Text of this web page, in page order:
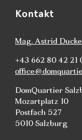
Kontakt
Mag. Astrid Ducke
+43 662 80 42 21
DomQuartier
Mozartplatz 10
Postfach 527
5010 Salzburg